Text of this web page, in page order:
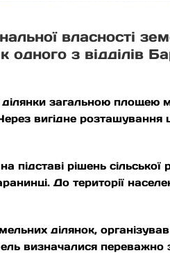
власності
з відділів
ділянки загальною площею
вигідне розташування
рішень сільської
До території
ділянок, організував
визначалися переважно